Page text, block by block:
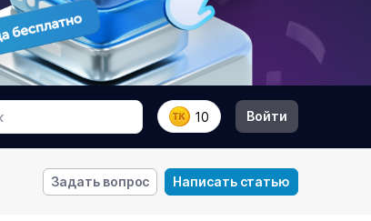
10 Войти
Задать вопрос Написать статью